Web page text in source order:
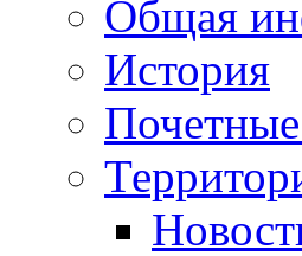
Общая
История